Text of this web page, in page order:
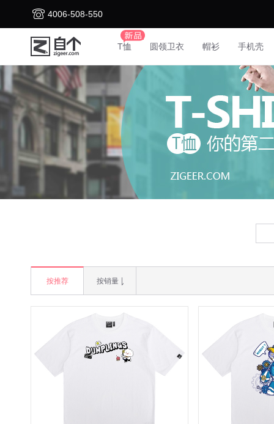
4006-508-550
T恤 圆领卫衣 帽衫 手机壳
按推荐 按销量